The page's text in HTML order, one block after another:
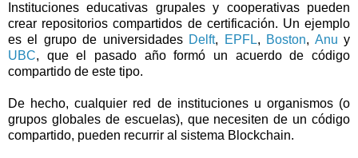
Instituciones educativas grupales y cooperativas pueden
crear repositorios compartidos de certificación. Un ejemplo
es el grupo de universidades Delft, EPFL, Boston, Anu y
UBC, que el pasado año formó un acuerdo de código
compartido de este tipo.
De hecho, cualquier red de instituciones u organismos (o
grupos globales de escuelas), que necesiten de un código
compartido, pueden recurrir al sistema Blockchain.